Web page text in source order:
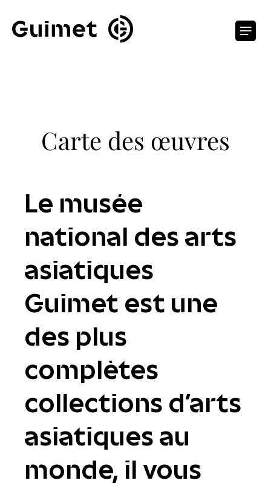
Carte des œuvres
Le musée
national des arts
asiatiques
Guimet est une
des plus
complètes
collections d'arts
asiatiques au
monde, il vous